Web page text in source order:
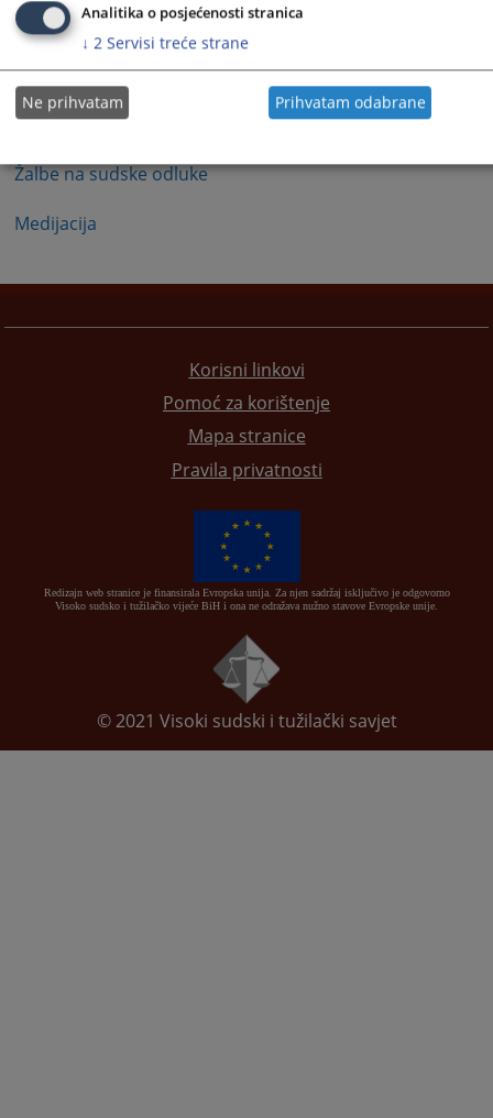
Ovjere i prepisi
Prijem pošte
Razgledanje spisa
Žalbe na sudske odluke
Medijacija
Korisni linkovi
Pomoć za korištenje
Mapa stranice
Pravila privatnosti
Redizajn web stranice je finansirala Evropska unija. Za njen sadržaj isključivo je odgovorno
Visoko sudsko i tužilačko vijeće BiH i ona ne odražava nužno stavove Evropske unije.
© 2021 Visoki sudski i tužilački savjet
Analitika o posjećenosti stranica
↓ 2 Servisi treće strane
Ne prihvatam Prihvatam odabrane